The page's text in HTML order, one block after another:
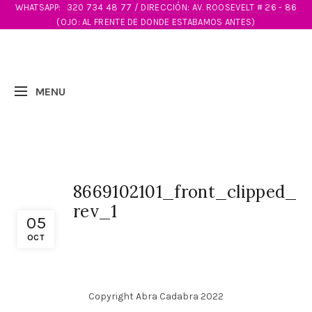
WHATSAPP:
320 734 48 77 / DIRECCIÓN: AV. ROOSEVELT # 26 - 86
(OJO: AL FRENTE DE DONDE ESTABAMOS ANTES)
05
OCT
8669102101_front_clipped_
rev_1
Copyright Abra Cadabra 2022